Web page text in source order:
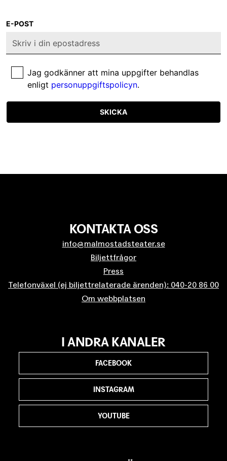
E-POST
Jag godkänner att mina uppgifter behandlas
enligt personuppgiftspolicyn.
SKICKA
KONTAKTA OSS
info@malmostadsteater.se
Biljettfrågor
Press
Telefonväxel (ej biljettrelaterade ärenden): 040-20 86 00
Om webbplatsen
I ANDRA KANALER
FACEBOOK
INSTAGRAM
YOUTUBE